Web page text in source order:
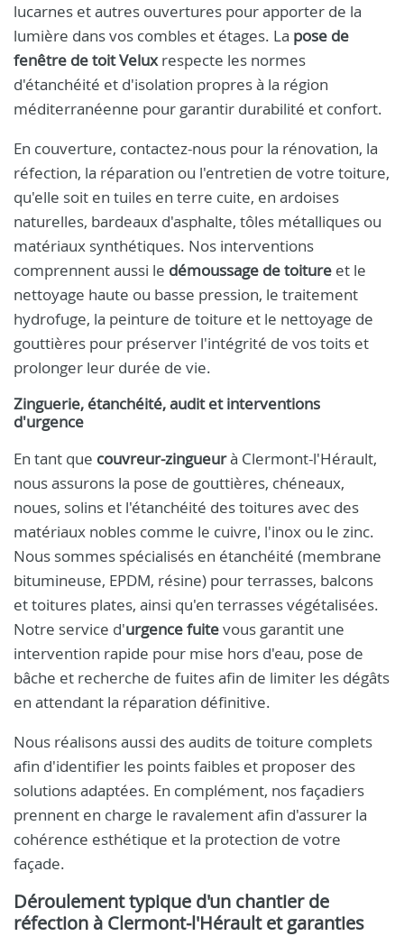
lucarnes et autres ouvertures pour apporter de la
lumière dans vos combles et étages. La pose de
fenêtre de toit Veluxrespecte les normes
d'étanchéité et d'isolation propres à la région
méditerranéenne pour garantir durabilité et confort.
En couverture, contactez-nous pour la rénovation, la
réfection, la réparation ou l'entretien de votre toiture,
qu'elle soit en tuiles en terre cuite, en ardoises
naturelles, bardeaux d'asphalte, tôles métalliques ou
matériaux synthétiques. Nos interventions
comprennent aussi le démoussage de toiture et le
nettoyage haute ou basse pression, le traitement
hydrofuge, la peinture de toiture et le nettoyage de
gouttières pour préserver l'intégrité de vos toits et
prolonger leur durée de vie.
Zinguerie, étanchéité, audit et interventions
d'urgence
En tant que couvreur-zingueurà Clermont-l'Hérault,
nous assurons la pose de gouttières, chéneaux,
noues, solins et l'étanchéité des toitures avec des
matériaux nobles comme le cuivre, l'inox ou le zinc.
Nous sommes spécialisés en étanchéité (membrane
bitumineuse, EPDM, résine) pour terrasses, balcons
et toitures plates, ainsi qu'en terrasses végétalisées.
Notre service d'urgence fuitevous garantit une
intervention rapide pour mise hors d'eau, pose de
bâche et recherche de fuites afin de limiter les dégâts
en attendant la réparation définitive.
Nous réalisons aussi des audits de toiture complets
afin d'identifier les points faibles et proposer des
solutions adaptées. En complément, nos façadiers
prennent en charge le ravalement afin d'assurer la
cohérence esthétique et la protection de votre
façade.
Déroulement typique d'un chantier de
réfection à Clermont-l'Hérault et garanties